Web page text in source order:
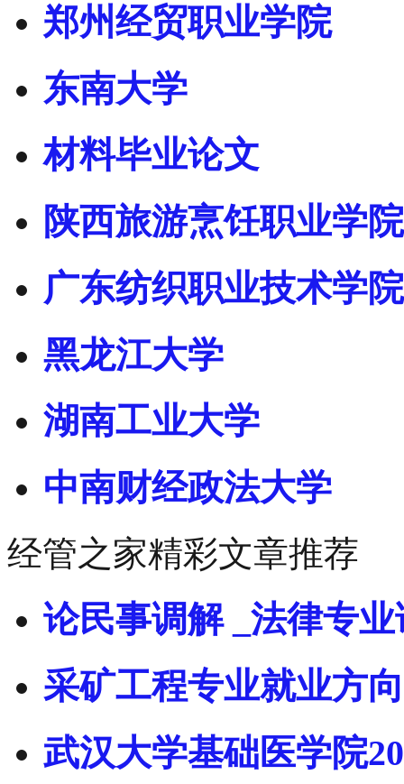
郑州经贸职业学院
东南大学
材料毕业论文
陕西旅游烹饪职业学院
广东纺织职业技术学院
黑龙江大学
湖南工业大学
中南财经政法大学
经管之家精彩文章推荐
论民事调解 _法律专业
采矿工程专业就业方
武汉大学基础医学院